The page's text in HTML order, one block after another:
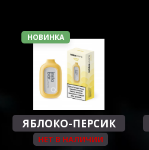
НОВИНКА
ЯБЛОКО-ПЕРСИК
НЕТ В НАЛИЧИИ